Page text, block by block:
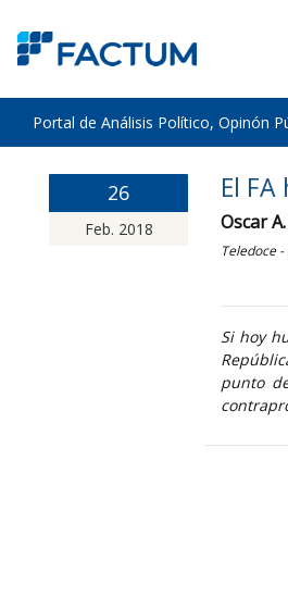
Portal de Análisis Político, Opinón
26
Feb. 2018
El
Oscar
Teledoce
Si hoy
punto